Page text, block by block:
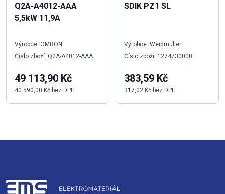
Q2A-A4012-AAA
5,5kW 11,9A
Výrobce: OMRON
Číslo zboží: Q2A-A4012-AAA
49 113,90 Kč
40 590,00 Kč bez DPH
SDIK PZ1 SL
Výrobce: Weidmüller
Číslo zboží: 1274730000
383,59 Kč
317,02 Kč bez DPH